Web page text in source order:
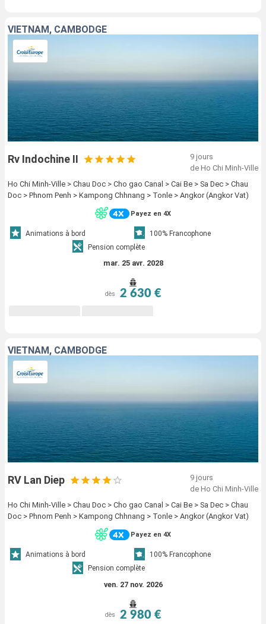
VIETNAM, CAMBODGE
Rv Indochine II
9 jours
de Ho Chi Minh-Ville
Ho Chi Minh-Ville > Chau Doc > Cho gao Canal > Cai Be > Sa Dec > Chau
Doc > Phnom Penh > Kampong Chhnang > Tonle > Angkor (Angkor Vat)
Payez en 4X
Animations à bord
100% Francophone
Pension complète
mar. 25 avr. 2028
dès 2 630 €
VIETNAM, CAMBODGE
RV Lan Diep
9 jours
de Ho Chi Minh-Ville
Ho Chi Minh-Ville > Chau Doc > Cho gao Canal > Cai Be > Sa Dec > Chau
Doc > Phnom Penh > Kampong Chhnang > Tonle > Angkor (Angkor Vat)
Payez en 4X
Animations à bord
100% Francophone
Pension complète
ven. 27 nov. 2026
dès 2 980 €